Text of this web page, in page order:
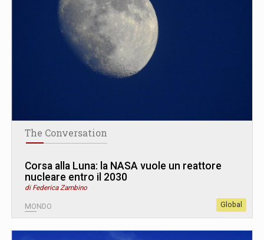
The Conversation
Corsa alla Luna: la NASA vuole un reattore
nucleare entro il 2030
di Federica Zambino
MONDO Global